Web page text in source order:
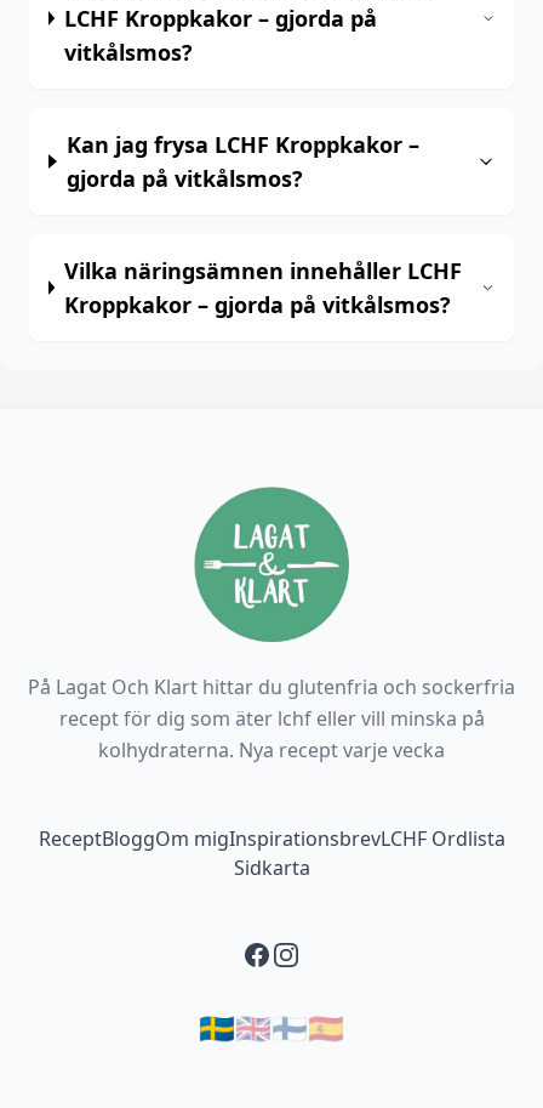
LCHF Kroppkakor – gjorda på
vitkålsmos?
Kan jag frysa LCHF Kroppkakor –
gjorda på vitkålsmos?
Vilka näringsämnen innehåller LCHF
Kroppkakor – gjorda på vitkålsmos?
På Lagat Och Klart hittar du glutenfria och sockerfria
recept för dig som äter lchf eller vill minska på
kolhydraterna. Nya recept varje vecka
Footer navigation
ReceptBloggOm migInspirationsbrevLCHF Ordlista
Sidkarta
Facebook
Instagram
🇸🇪🇬🇧🇫🇮🇪🇸